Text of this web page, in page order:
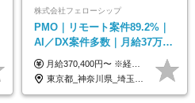
株式会社フェローシップ
PMO｜リモート案件89.2%｜
AI／DX案件多数｜月給37万円
～｜300万円の年収UP事例有
｜PMO経験不問
月給370,400円〜 ※経験やスキルを考慮し、決定いたします ※上記金額には固定残業代（30時間分/70,400円～）を含みます。超過分は別途全額支給いたします ※試用期間6カ月あり（期間中の給与・待遇に差異はありません） ★想定年収4,444,800円～ ★50万円～300万円の年収UP事例があります！
東京都_神奈川県_埼玉県_千葉県